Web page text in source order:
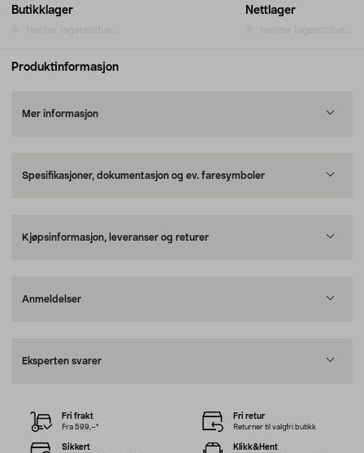
Butikklager Nettlager
Produktinformasjon
Mer informasjon
Spesifikasjoner, dokumentasjon og ev. faresymboler
Kjøpsinformasjon, leveranser og returer
Anmeldelser
Eksperten svarer
Fri frakt
Fra 599,–*
Fri retur
Returner til valgfri butikk
Sikkert Klikk&Hent